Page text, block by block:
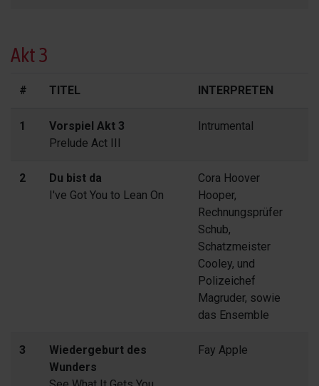
Akt 3
# TITEL INTERPRETEN
1
Vorspiel Akt 3
Prelude Act III
Intrumental
2
Du bist da
I've Got You to Lean On
Cora Hoover
Hooper,
Rechnungsprüfer
Schub,
Schatzmeister
Cooley, und
Polizeichef
Magruder, sowie
das Ensemble
3
Wiedergeburt des
Wunders
Fay Apple